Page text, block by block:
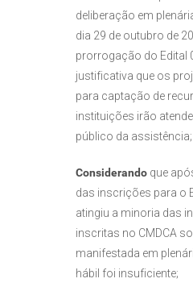
deliberação em
dia 29 de outubro de
prorrogação do Edital
justificativa que os
para captação de
instituições irão
público da assistência;
Considerando que
das inscrições para o
atingiu a minoria das
inscritas no CMDCA
manifestada em
hábil foi insuficiente;